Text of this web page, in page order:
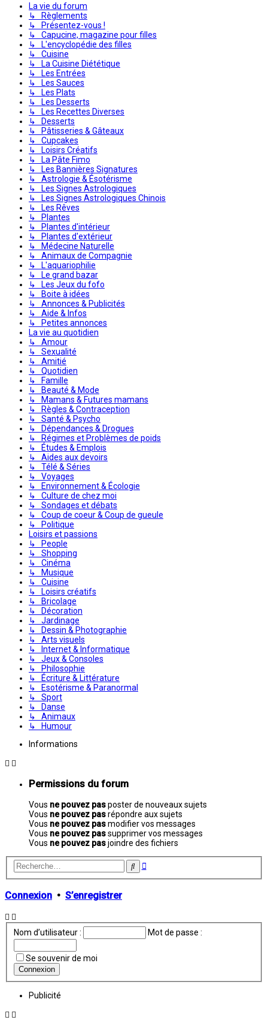
La vie du forum
↳ Règlements
↳ Présentez-vous !
↳ Capucine, magazine pour filles
↳ L'encyclopédie des filles
↳ Cuisine
↳ La Cuisine Diététique
↳ Les Entrées
↳ Les Sauces
↳ Les Plats
↳ Les Desserts
↳ Les Recettes Diverses
↳ Desserts
↳ Pâtisseries & Gâteaux
↳ Cupcakes
↳ Loisirs Créatifs
↳ La Pâte Fimo
↳ Les Bannières Signatures
↳ Astrologie & Ésotérisme
↳ Les Signes Astrologiques
↳ Les Signes Astrologiques Chinois
↳ Les Rêves
↳ Plantes
↳ Plantes d'intérieur
↳ Plantes d'extérieur
↳ Médecine Naturelle
↳ Animaux de Compagnie
↳ L'aquariophilie
↳ Le grand bazar
↳ Les Jeux du fofo
↳ Boite à idées
↳ Annonces & Publicités
↳ Aide & Infos
↳ Petites annonces
La vie au quotidien
↳ Amour
↳ Sexualité
↳ Amitié
↳ Quotidien
↳ Famille
↳ Beauté & Mode
↳ Mamans & Futures mamans
↳ Règles & Contraception
↳ Santé & Psycho
↳ Dépendances & Drogues
↳ Régimes et Problèmes de poids
↳ Études & Emplois
↳ Aides aux devoirs
↳ Télé & Séries
↳ Voyages
↳ Environnement & Écologie
↳ Culture de chez moi
↳ Sondages et débats
↳ Coup de coeur & Coup de gueule
↳ Politique
Loisirs et passions
↳ People
↳ Shopping
↳ Cinéma
↳ Musique
↳ Cuisine
↳ Loisirs créatifs
↳ Bricolage
↳ Décoration
↳ Jardinage
↳ Dessin & Photographie
↳ Arts visuels
↳ Internet & Informatique
↳ Jeux & Consoles
↳ Philosophie
↳ Écriture & Littérature
↳ Esotérisme & Paranormal
↳ Sport
↳ Danse
↳ Animaux
↳ Humour
Informations
Permissions du forum
Vous ne pouvez pasposter de nouveaux sujets
Vous ne pouvez pasrépondre aux sujets
Vous ne pouvez pasmodifier vos messages
Vous ne pouvez passupprimer vos messages
Vous ne pouvez pasjoindre des fichiers
Rechercher
Recherche
Connexion • S’enregistrer
Nom d’utilisateur : Mot de passe :
Se souvenir de moi
Publicité